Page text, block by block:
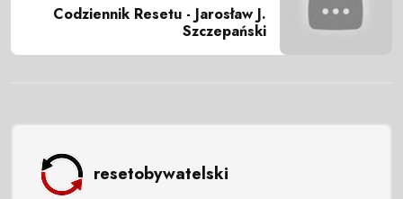
Codziennik Resetu - Jarosław J.
Szczepański
resetobywatelski